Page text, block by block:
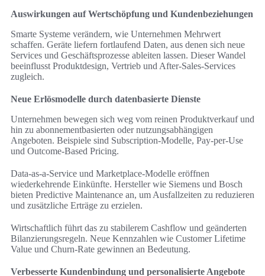
Auswirkungen auf Wertschöpfung und Kundenbeziehungen
Smarte Systeme verändern, wie Unternehmen Mehrwert
schaffen. Geräte liefern fortlaufend Daten, aus denen sich neue
Services und Geschäftsprozesse ableiten lassen. Dieser Wandel
beeinflusst Produktdesign, Vertrieb und After-Sales-Services
zugleich.
Neue Erlösmodelle durch datenbasierte Dienste
Unternehmen bewegen sich weg vom reinen Produktverkauf und
hin zu abonnementbasierten oder nutzungsabhängigen
Angeboten. Beispiele sind Subscription-Modelle, Pay-per-Use
und Outcome-Based Pricing.
Data-as-a-Service und Marketplace-Modelle eröffnen
wiederkehrende Einkünfte. Hersteller wie Siemens und Bosch
bieten Predictive Maintenance an, um Ausfallzeiten zu reduzieren
und zusätzliche Erträge zu erzielen.
Wirtschaftlich führt das zu stabilerem Cashflow und geänderten
Bilanzierungsregeln. Neue Kennzahlen wie Customer Lifetime
Value und Churn-Rate gewinnen an Bedeutung.
Verbesserte Kundenbindung und personalisierte Angebote